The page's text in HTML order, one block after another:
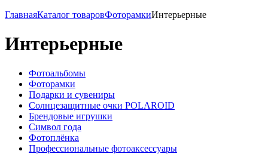
ГлавнаяКаталог товаровФоторамкиИнтерьерные
Интерьерные
Фотоальбомы
Фоторамки
Подарки и сувениры
Солнцезащитные очки POLAROID
Брендовые игрушки
Символ года
Фотоплёнка
Профессиональные фотоаксессуары